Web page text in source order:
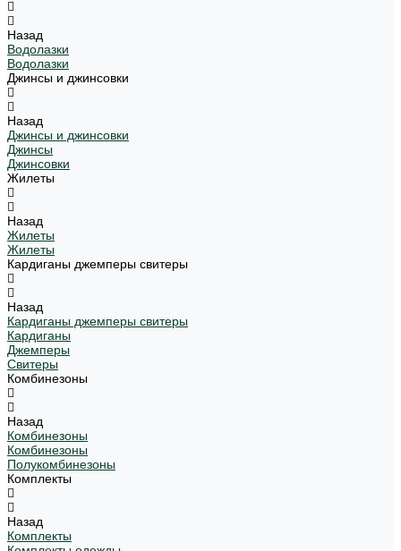
Назад
Водолазки
Водолазки
Джинсы и джинсовки
Назад
Джинсы и джинсовки
Джинсы
Джинсовки
Жилеты
Назад
Жилеты
Жилеты
Кардиганы джемперы свитеры
Назад
Кардиганы джемперы свитеры
Кардиганы
Джемперы
Свитеры
Комбинезоны
Назад
Комбинезоны
Комбинезоны
Полукомбинезоны
Комплекты
Назад
Комплекты